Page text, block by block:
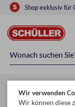
Shop exklusiv für
Startseite Mehr
Wir verwenden
Wir können diese